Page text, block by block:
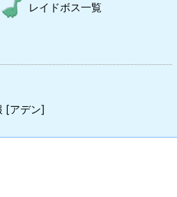
レイドボス一覧
[アデン]